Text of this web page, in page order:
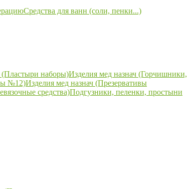
Средства для ванн (соли, пенки...)
(Пластыри наборы)Изделия мед назнач (Горчишники,
№12)Изделия мед назнач (Презервативы
средства)Подгузники, пеленки, простыни